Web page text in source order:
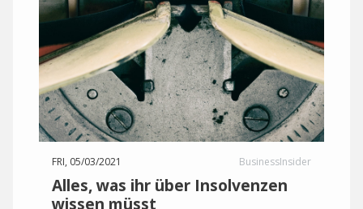
FRI, 05/03/2021 BusinessInsider
Alles, was ihr über Insolvenzen
wissen müsst